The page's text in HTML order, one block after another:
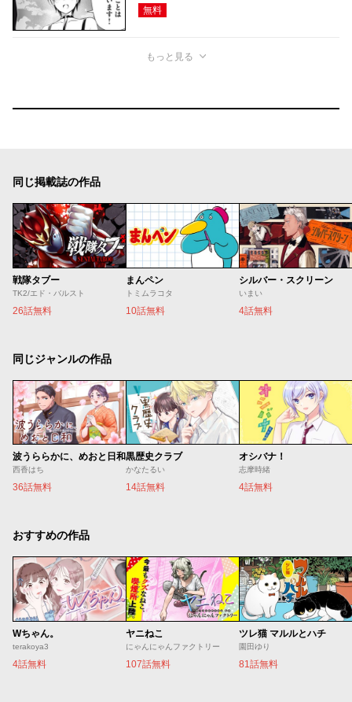
無料
もっと見る
同じ掲載誌の作品
戦隊タブー
TK2/エド・バルスト
26話無料
まんペン
トミムラコタ
10話無料
シルバー・スクリーン
いまい
4話無料
同じジャンルの作品
波うららかに、めおと日和
西香はち
36話無料
黒歴史クラブ
かなたるい
14話無料
オシバナ！
志摩時緒
4話無料
おすすめの作品
Wちゃん。
terakoya3
4話無料
ヤニねこ
にゃんにゃんファクトリー
107話無料
ツレ猫 マルルとハチ
園田ゆり
81話無料